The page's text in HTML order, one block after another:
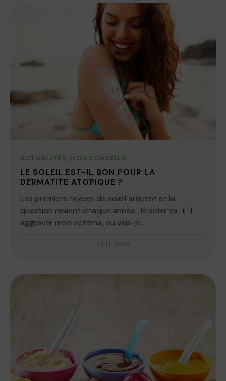
ACTUALITÉS, NOS CONSEILS
LE SOLEIL EST-IL BON POUR LA
DERMATITE ATOPIQUE ?
Les premiers rayons de soleil arrivent et la
question revient chaque année : le soleil va-t-il
aggraver mon eczéma, ou vais-je...
5 juin 2026